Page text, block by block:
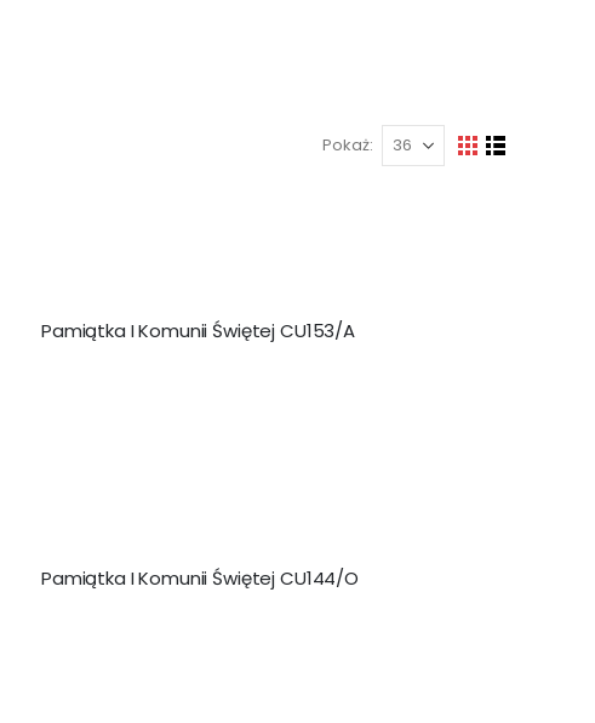
Pokaż
Zobacz
Siatka
Lista
Pamiątka I Komunii Świętej CU153/A
Pamiątka I Komunii Świętej CU144/O